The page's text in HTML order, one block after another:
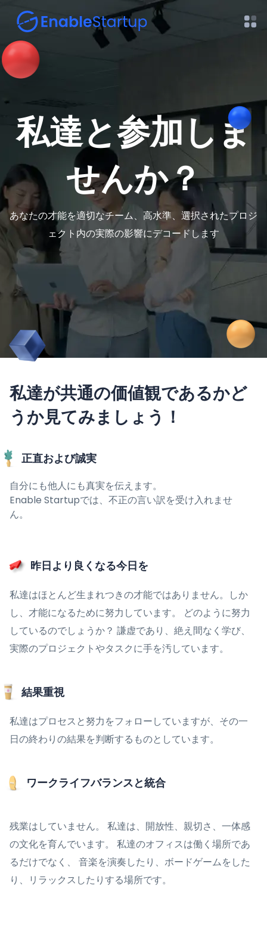
私達と参加しま
せんか？
あなたの才能を適切なチーム、高水準、選択されたプロジ
ェクト内の実際の影響にデコードします
私達が共通の価値観であるかど
うか見てみましょう！
正直および誠実
自分にも他人にも真実を伝えます。
Enable Startupでは、不正の言い訳を受け入れませ
ん。
昨日より良くなる今日を
私達はほとんど生まれつきの才能ではありません。しか
し、才能になるために努力しています。 どのように努力
しているのでしょうか？ 謙虚であり、絶え間なく学び、
実際のプロジェクトやタスクに手を汚しています。
結果重視
私達はプロセスと努力をフォローしていますが、その一
日の終わりの結果を判断するものとしています。
ワークライフバランスと統合
残業はしていません。 私達は、開放性、親切さ、一体感
の文化を育んでいます。 私達のオフィスは働く場所であ
るだけでなく、 音楽を演奏したり、ボードゲームをした
り、リラックスしたりする場所です。